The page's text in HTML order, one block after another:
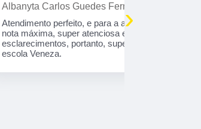
Guedes Fernandes
e para a atendente kelly,
atenciosa e firme nos
super indico a auto
›